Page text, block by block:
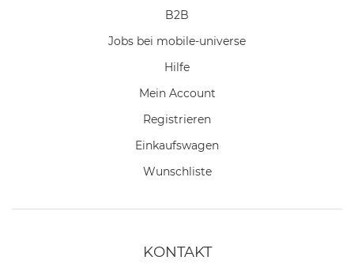
B2B
Jobs bei mobile-universe
Hilfe
Mein Account
Registrieren
Einkaufswagen
Wunschliste
KONTAKT